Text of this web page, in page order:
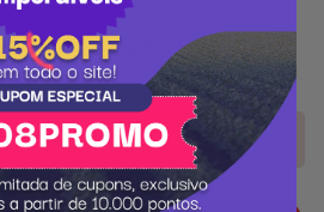
Tampa Stanley Polar 473mL